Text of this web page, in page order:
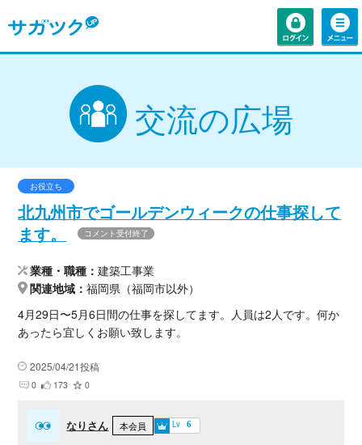
交流の広場
お役立ち
北九州市でゴールデンウィークの仕事探して
ます。
コメント受付終了
業種・職種
建築工事業
関連地域
福岡県（福岡市以外）
4月29日〜5月6日間の仕事を探してます。人員は2人です。何か
あったら宜しくお願い致します。
2025/04/21投稿
0 173 0
なりさん 本会員 Lv 6